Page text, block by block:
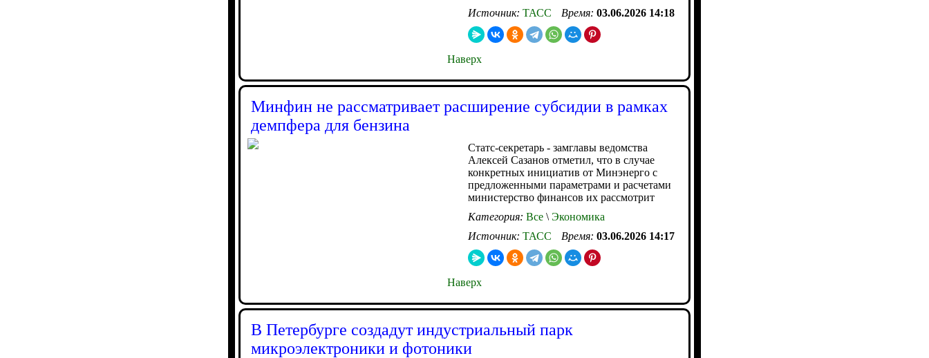
Источник: ТАСС Время: 03.06.2026 14:18
Наверх
Минфин не рассматривает расширение субсидии в рамках
демпфера для бензина
Статс-секретарь - замглавы ведомства
Алексей Сазанов отметил, что в случае
конкретных инициатив от Минэнерго с
предложенными параметрами и расчетами
министерство финансов их рассмотрит
Категория: Все \ Экономика
Источник: ТАСС Время: 03.06.2026 14:17
Наверх
В Петербурге создадут индустриальный парк
микроэлектроники и фотоники